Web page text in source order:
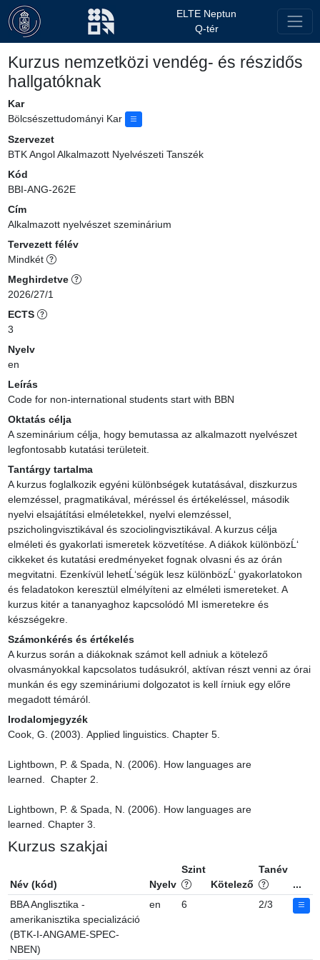
ELTE Neptun
Q-tér
Kurzus nemzetközi vendég- és részidős
hallgatóknak
Kar
Bölcsészettudományi Kar
Szervezet
BTK Angol Alkalmazott Nyelvészeti Tanszék
Kód
BBI-ANG-262E
Cím
Alkalmazott nyelvészet szeminárium
Tervezett félév
Mindkét
Meghirdetve
2026/27/1
ECTS
3
Nyelv
en
Leírás
Code for non-international students start with BBN
Oktatás célja
A szeminárium célja, hogy bemutassa az alkalmazott nyelvészet
legfontosabb kutatási területeit.
Tantárgy tartalma
A kurzus foglalkozik egyéni különbségek kutatásával, diszkurzus
elemzéssel, pragmatikával, méréssel és értékeléssel, második
nyelvi elsajátítási elméletekkel, nyelvi elemzéssel,
pszicholingvisztikával és szociolingvisztikával. A kurzus célja
elméleti és gyakorlati ismeretek közvetítése. A diákok különbözĹ‘
cikkeket és kutatási eredményeket fognak olvasni és az órán
megvitatni. Ezenkívül lehetĹ‘ségük lesz különbözĹ‘ gyakorlatokon
és feladatokon keresztül elmélyíteni az elméleti ismereteket. A
kurzus kitér a tananyaghoz kapcsolódó MI ismeretekre és
készségekre.
Számonkérés és értékelés
A kurzus során a diákoknak számot kell adniuk a kötelező
olvasmányokkal kapcsolatos tudásukról, aktívan részt venni az órai
munkán és egy szemináriumi dolgozatot is kell írniuk egy előre
megadott témáról.
Irodalomjegyzék
Cook, G. (2003). Applied linguistics. Chapter 5.
Lightbown, P. & Spada, N. (2006). How languages are
learned.  Chapter 2.
Lightbown, P. & Spada, N. (2006). How languages are
learned. Chapter 3.
Kurzus szakjai
Név (kód) Nyelv
Szint
Kötelező
Tanév
...
BBA Anglisztika -
amerikanisztika specializáció
(BTK-I-ANGAME-SPEC-
NBEN)
en 6 2/3